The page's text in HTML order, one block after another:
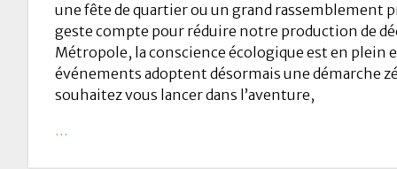
une fête de quartier ou un grand rassemblement
geste compte pour réduire notre production de
Métropole, la conscience écologique est en plein
événements adoptent désormais une démarche
souhaitez vous lancer dans l’aventure,
…